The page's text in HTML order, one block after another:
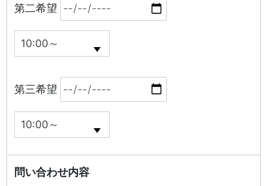
第二希望
第三希望
問い合わせ内容